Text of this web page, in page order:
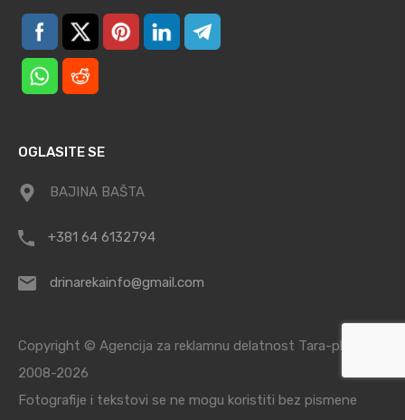
OGLASITE SE
BAJINA BAŠTA
+381 64 6132794
drinarekainfo@gmail.com
Copyright © Agencija za reklamnu delatnost Tara-planina /
2008-2026
Fotografije i tekstovi se ne mogu koristiti bez pismene